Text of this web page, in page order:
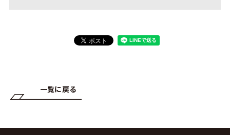
一覧に戻る